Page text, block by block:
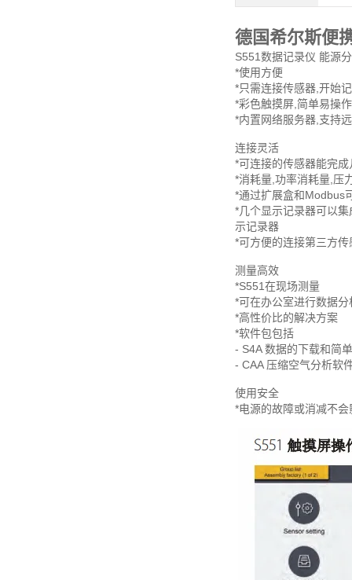
德国希尔斯便
S551数据记录仪 能源
*使用方便
*只需连接传感器,开始
*彩色触摸屏,简单易操作
*内置网络服务器,支持
连接灵活
*可连接的传感器能完
*消耗量,功率消耗量,压
*通过扩展盒和Modbus
*几个显示记录器可以
示记录器
*可方便的连接第三方传
测量高效
*S551在现场测量
*可在办公室进行数据分
*高性价比的解决方案
*软件包包括
- S4A 数据的下载和简
- CAA 压缩空气分析软
使用安全
*电源的故障或消减不